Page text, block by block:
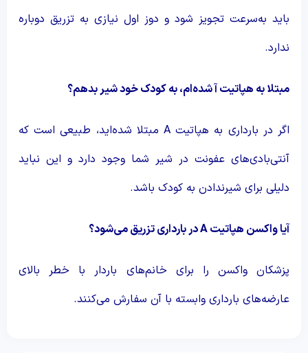
باید به‌سرعت تجویز شود و دوز اول نیازی به تزریق دوباره
ندارد.
مبتلا به هپاتیت آ شده‌ام، به کودک خود شیر بدهم؟
اگر در بارداری به هپاتیت A مبتلا شده‌اید، طبیعی است که
آنتی‌بادی‌های عفونت در شیر شما وجود دارد و این نباید
دلیلی برای شیرندادن به کودک باشد.
آیا واکسن هپاتیت در بارداری تزریق می‌شود؟
پزشکان واکسن را برای خانم‌های باردار با خطر بالای
عارضه‌های بارداری وابسته با آن سفارش می‌کنند.